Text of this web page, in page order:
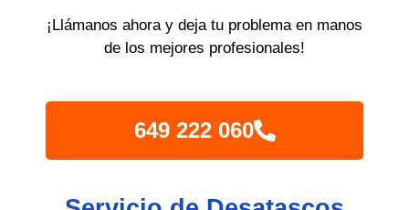
¡Llámanos ahora y deja tu problema en manos
de los mejores profesionales!
649 222 060